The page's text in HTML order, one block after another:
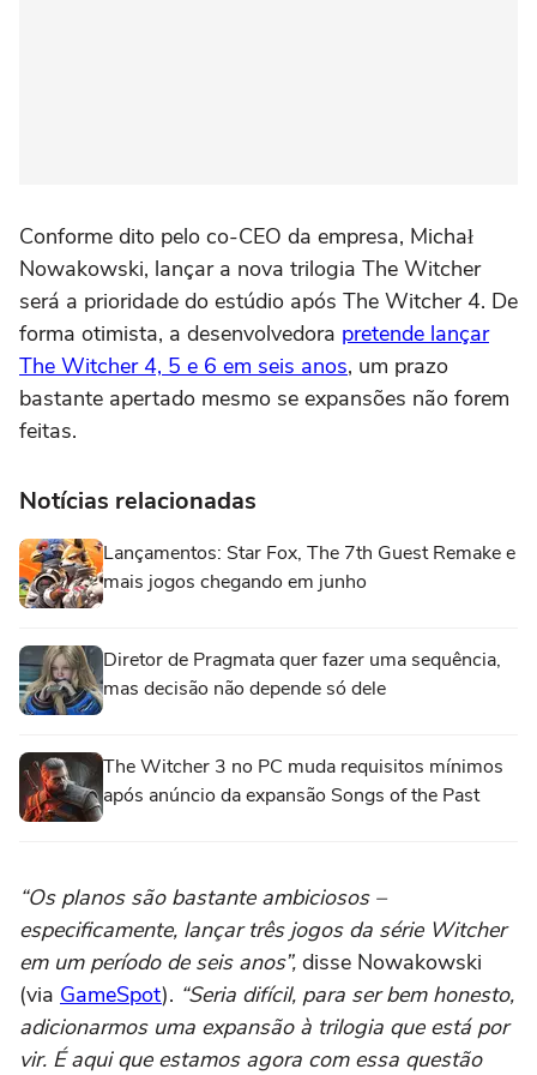
Conforme dito pelo co-CEO da empresa, Michał
Nowakowski, lançar a nova trilogia The Witcher
será a prioridade do estúdio após The Witcher 4. De
forma otimista, a desenvolvedora pretende lançar
The Witcher 4, 5 e 6 em seis anos, um prazo
bastante apertado mesmo se expansões não forem
feitas.
Notícias relacionadas
Lançamentos: Star Fox, The 7th Guest Remake e
mais jogos chegando em junho
Diretor de Pragmata quer fazer uma sequência,
mas decisão não depende só dele
The Witcher 3 no PC muda requisitos mínimos
após anúncio da expansão Songs of the Past
“Os planos são bastante ambiciosos –
especificamente, lançar três jogos da série Witcher
em um período de seis anos”, disse Nowakowski
(via GameSpot). “Seria difícil, para ser bem honesto,
adicionarmos uma expansão à trilogia que está por
vir. É aqui que estamos agora com essa questão